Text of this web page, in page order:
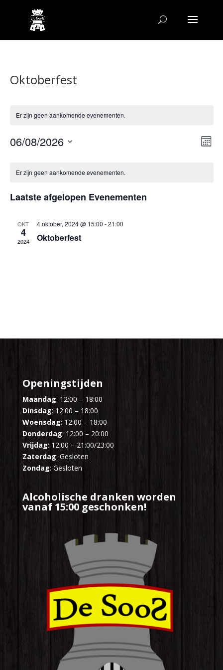
Oktoberfest
Er zijn geen aankomende evenementen.
Maand
06/08/2026
datum.
van
Evenementen
Er zijn geen aankomende evenementen.
Laatste afgelopen Evenementen
OKT
4
2024
4 oktober, 2024 @ 15:00 -21:00
Oktoberfest
Openingstijden
Maandag: 12:00 – 18:00
Dinsdag: 12:00 – 18:00
Woensdag: 12:00 – 18:00
Donderdag: 12:00 – 20:00
Vrijdag: 12:00 – 21:00/23:00
Zaterdag: Gesloten
Zondag: Gesloten
Alcoholische dranken worden
vanaf 15:00 geschonken!